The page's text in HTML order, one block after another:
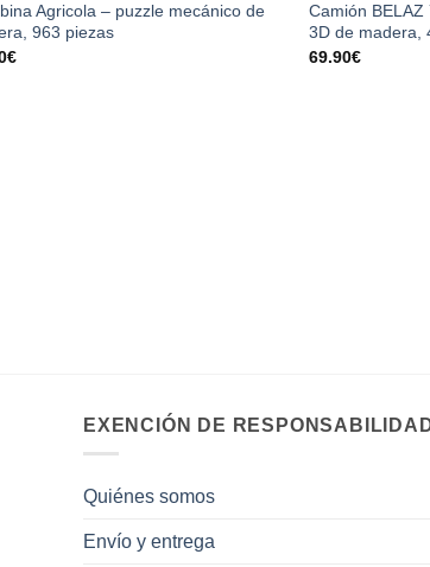
Agricola – puzzle mecánico de
963 piezas
€
Camión
3D de madera,
69.90€
EXENCIÓN DE
Quiénes somos
Envío y entrega